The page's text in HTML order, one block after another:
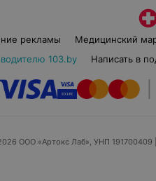
рекламы Медицинский
103.by
Написать в
ООО «Артокс Лаб», УНП 191700409